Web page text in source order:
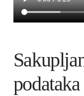
podataka